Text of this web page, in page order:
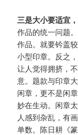
三是大小要适宜
作品的统一问题
作品。就要钤盖
小型印章。反之
让人觉得拥挤，
意。题款与印章
闲章，更不是闲
妙在生动。闲章
人感到杂乱，有
单数。陈日耕《